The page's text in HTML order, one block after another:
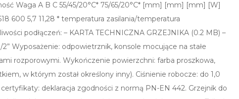
Waga A B C 55/45/20°C* 75/65/20°C* [mm] [mm] [mm] [W]
600 5,7 11,28 * temperatura zasilania/temperatura
podłączeń: – KARTA TECHNICZNA GRZEJNIKA (0.2 MB) –
2” Wyposażenie: odpowietrznik, konsole mocujące na stałe
rozporowymi. Wykończenie powierzchni: farba proszkowa,
w którym został określony inny). Ciśnienie robocze: do 1,0
deklaracja zgodności z normą PN-EN 442. Grzejnik do